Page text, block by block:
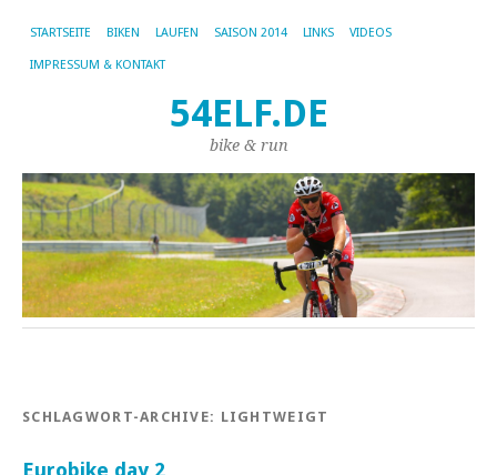
STARTSEITE BIKEN LAUFEN SAISON 2014 LINKS VIDEOS
IMPRESSUM & KONTAKT
54ELF.DE
bike & run
SCHLAGWORT-ARCHIVE: LIGHTWEIGT
Eurobike day 2